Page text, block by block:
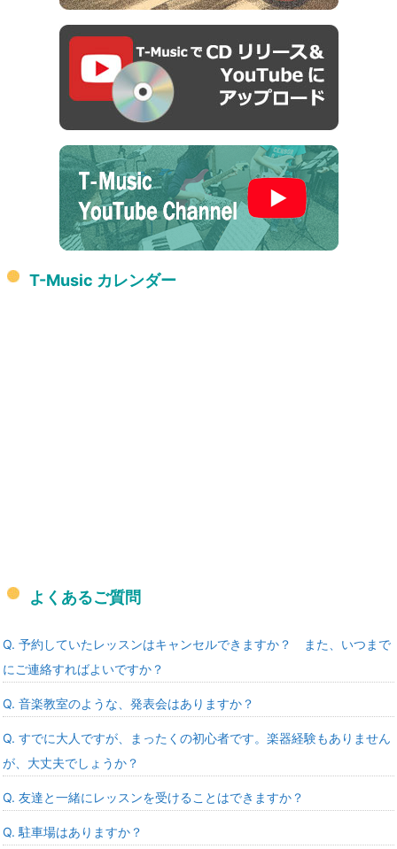
T-Music カレンダー
よくあるご質問
Q. 予約していたレッスンはキャンセルできますか？ また、いつまで
にご連絡すればよいですか？
Q. 音楽教室のような、発表会はありますか？
Q. すでに大人ですが、まったくの初心者です。楽器経験もありません
が、大丈夫でしょうか？
Q. 友達と一緒にレッスンを受けることはできますか？
Q. 駐車場はありますか？